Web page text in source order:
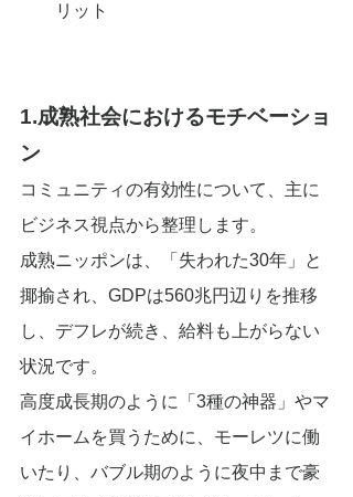
リット
1.成熟社会におけるモチベーショ
ン
コミュニティの有効性について、主に
ビジネス視点から整理します。
成熟ニッポンは、「失われた30年」と
揶揄され、GDPは560兆円辺りを推移
し、デフレが続き、給料も上がらない
状況です。
高度成長期のように「3種の神器」やマ
イホームを買うために、モーレツに働
いたり、バブル期のように夜中まで豪